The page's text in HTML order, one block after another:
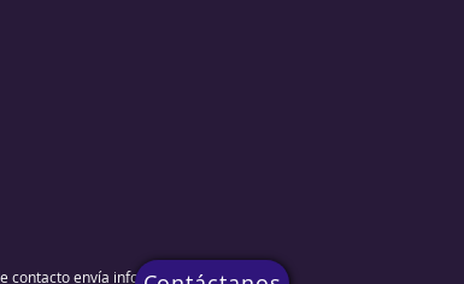
contacto envía información por